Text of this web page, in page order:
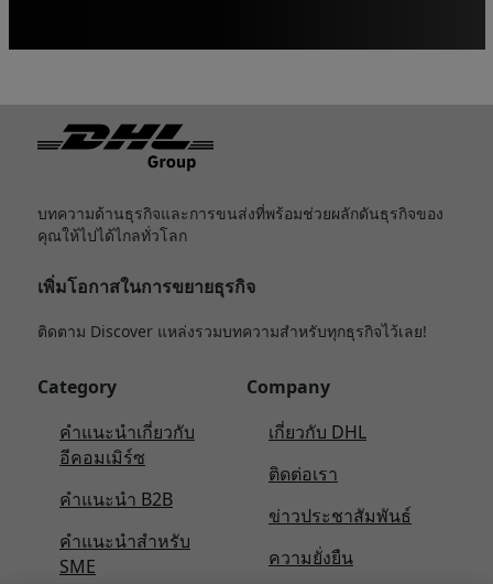
บทความด้านธุรกิจและการขนส่งที่พร้อมช่วยผลักดันธุรกิจของ
คุณให้ไปได้ไกลทั่วโลก
เพิ่มโอกาสในการขยายธุรกิจ
ติดตาม Discover แหล่งรวมบทความสำหรับทุกธุรกิจไว้เลย!
Category
คําแนะนําเกี่ยวกับ
อีคอมเมิร์ซ
คําแนะนํา B2B
คําแนะนําสําหรับ
SME
Company
เกี่ยวกับ DHL
ติดต่อเรา
ข่าวประชาสัมพันธ์
ความยั่งยืน